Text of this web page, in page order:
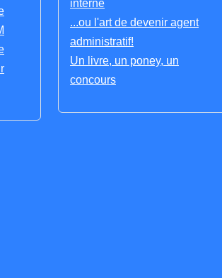
interne
...ou l'art de devenir agent
administratif!
Un livre, un poney, un
concours